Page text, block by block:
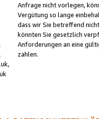
Anfrage nicht vorlegen,
Vergütung so lange
dass wir Sie betreffend
könnten Sie gesetzlich
Anforderungen an eine
zahlen.